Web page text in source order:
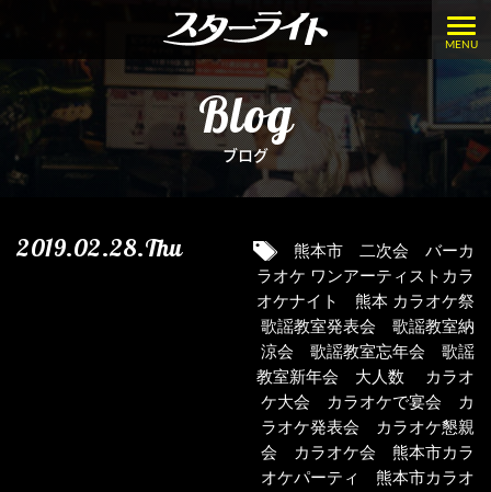
MENU
Blog
ブログ
2019.02.28.Thu
熊本市 二次会 バーカ
ラオケ ワンアーティストカラ
オケナイト 熊本 カラオケ祭
歌謡教室発表会 歌謡教室納
涼会 歌謡教室忘年会 歌謡
教室新年会 大人数 カラオ
ケ大会 カラオケで宴会 カ
ラオケ発表会 カラオケ懇親
会 カラオケ会 熊本市カラ
オケパーティ 熊本市カラオ